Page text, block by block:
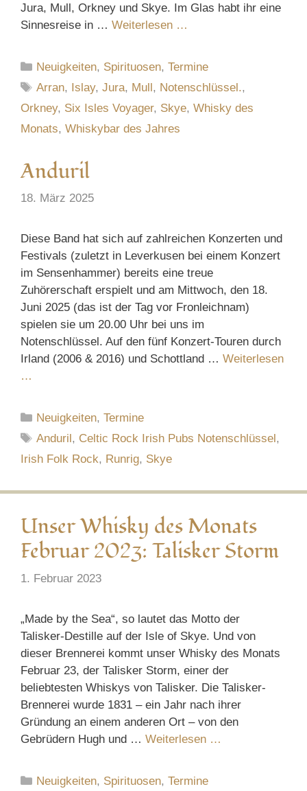
Jura, Mull, Orkney und Skye. Im Glas habt ihr eine
Sinnesreise in … Weiterlesen …
Kategorien
Neuigkeiten, Spirituosen,Termine
Schlagwörter
Arran, Islay,Jura, Mull, Notenschlüssel.,
Orkney, Six Isles Voyager, Skye, Whisky des
Monats, Whiskybar des Jahres
Anduril
18. März 2025
Diese Band hat sich auf zahlreichen Konzerten und
Festivals (zuletzt in Leverkusen bei einem Konzert
im Sensenhammer) bereits eine treue
Zuhörerschaft erspielt und am Mittwoch, den 18.
Juni 2025 (das ist der Tag vor Fronleichnam)
spielen sie um 20.00 Uhr bei uns im
Notenschlüssel. Auf den fünf Konzert-Touren durch
Irland (2006 & 2016) und Schottland … Weiterlesen
…
Kategorien
Neuigkeiten,Termine
Schlagwörter
Anduril, Celtic Rock Irish Pubs Notenschlüssel,
Irish Folk Rock, Runrig, Skye
Unser Whisky des Monats
Februar 2023: Talisker Storm
1. Februar 2023
„Made by the Sea“, so lautet das Motto der
Talisker-Destille auf der Isle of Skye. Und von
dieser Brennerei kommt unser Whisky des Monats
Februar 23, der Talisker Storm, einer der
beliebtesten Whiskys von Talisker. Die Talisker-
Brennerei wurde 1831 – ein Jahr nach ihrer
Gründung an einem anderen Ort – von den
Gebrüdern Hugh und … Weiterlesen …
Kategorien
Neuigkeiten, Spirituosen,Termine